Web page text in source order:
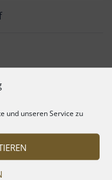
und unseren Service zu